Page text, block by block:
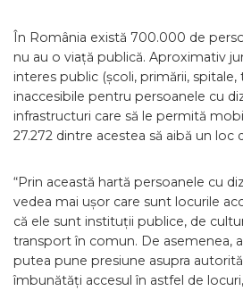
În România există 700.000 de
nu au o viață publică. Aproximativ
interes public (școli, primării, spitale,
inaccesibile pentru persoanele cu
infrastructuri care să le permită
27.272 dintre acestea să aibă un loc
“Prin această hartă persoanele cu
vedea mai ușor care sunt locurile
că ele sunt instituții publice, de
transport în comun. De asemenea,
putea pune presiune asupra
îmbunătăți accesul în astfel de